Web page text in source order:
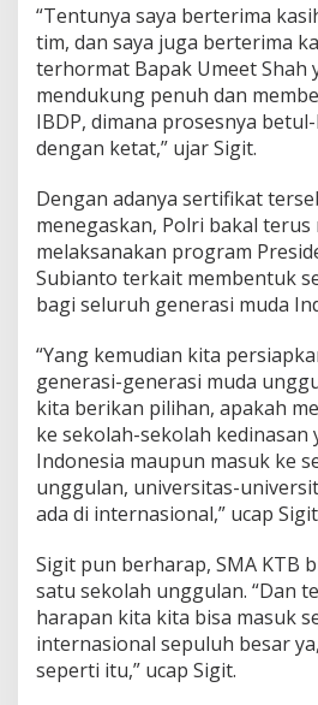
k
a
n
I
n
d
o
e
s
i
a
E
m
s
2
0
4
5
*
“Tentunya saya berterima
tim, dan saya juga berterima
terhormat Bapak Umeet Shah
mendukung penuh dan
IBDP, dimana prosesnya
dengan ketat,” ujar Sigit.
Dengan adanya sertifikat
menegaskan, Polri bakal
melaksanakan program
Subianto terkait membentuk
bagi seluruh generasi muda
“Yang kemudian kita
generasi-generasi muda
kita berikan pilihan, apakah
ke sekolah-sekolah kedinasan
Indonesia maupun masuk ke
unggulan, universitas-
ada di internasional,” ucap
Sigit pun berharap, SMA KTB
satu sekolah unggulan. “Dan
harapan kita kita bisa masuk
internasional sepuluh besar
seperti itu,” ucap Sigit.